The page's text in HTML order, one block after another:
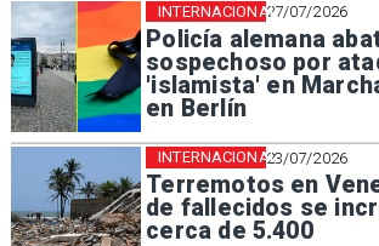
27/07/2026
Policía alemana
sospechoso por
'islamista' en
en Berlín
INTERNACIONAL
23/07/2026
Terremotos en
de fallecidos se
cerca de 5.400
INTERNACIONAL